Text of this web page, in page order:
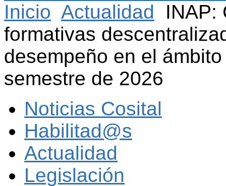
Inicio Actualidad
INAP:
formativas
desempeño en el
semestre de 2026
Noticias Cosital
Habilitad@s
Actualidad
Legislación